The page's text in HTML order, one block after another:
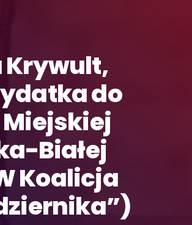
Krywult,
do
Miejskiej
Białej
Koalicja